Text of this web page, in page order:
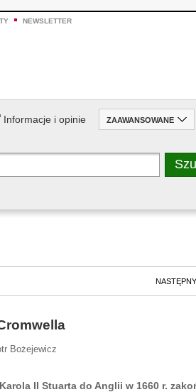
NEWSLETTER
Informacje i opinie ZAAWANSOWANE
Bożejewicz
II Stuarta do Anglii w 1660 r.